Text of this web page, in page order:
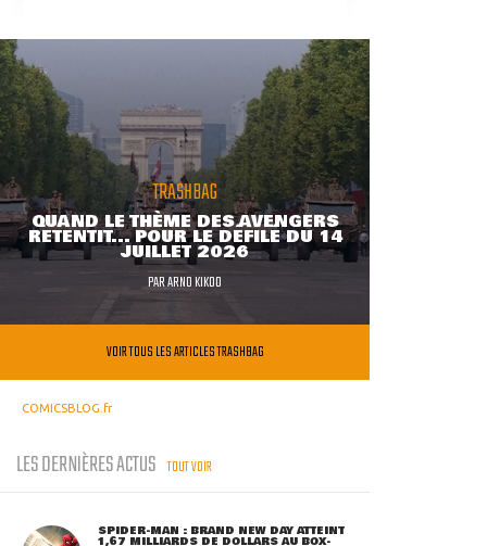
TRASHBAG
QUAND LE THÈME DES AVENGERS
RETENTIT... POUR LE DÉFILÉ DU 14
JUILLET 2026
PARARNO KIKOO
VOIR TOUS LES ARTICLES TRASHBAG
COMICSBLOG.fr
LES DERNIÈRES ACTUS TOUT VOIR
SPIDER-MAN : BRAND NEW DAY ATTEINT
1,67 MILLIARDS DE DOLLARS AU BOX-